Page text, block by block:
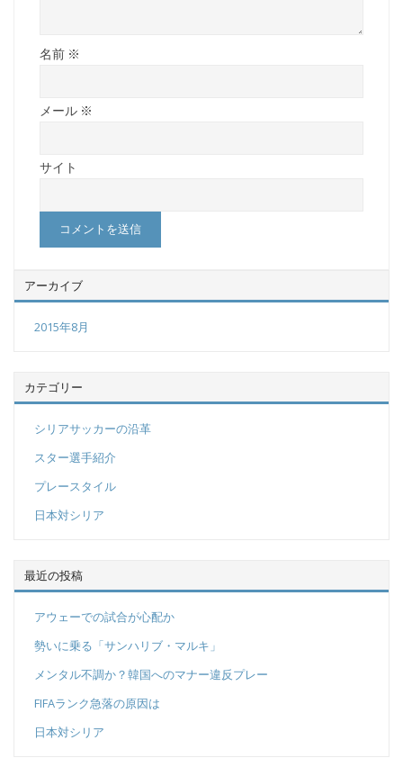
名前 ※
メール ※
サイト
アーカイブ
2015年8月
カテゴリー
シリアサッカーの沿革
スター選手紹介
プレースタイル
日本対シリア
最近の投稿
アウェーでの試合が心配か
勢いに乗る「サンハリブ・マルキ」
メンタル不調か？韓国へのマナー違反プレー
FIFAランク急落の原因は
日本対シリア